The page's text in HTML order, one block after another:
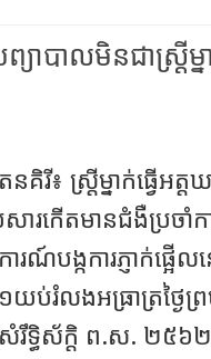
ាបាលមិនជាស្ត្រីម្
តនគិរី៖ ស្ត្រីម្នាក់ធ្វើអ
រកើតមានជំងឺប្រចាំក
រណ៍បង្កការភ្ញាក់ផ្អើ
ប់រំលងអធ្រាត្រថ្ងៃព្
សំរឹទ្ធិស័ក្តិ ព.ស. ២៥៦